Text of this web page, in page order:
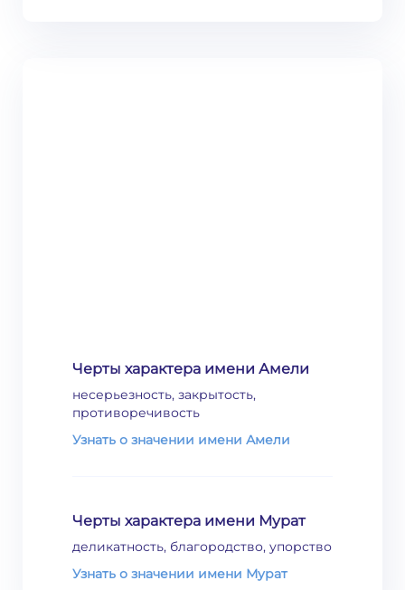
Черты характера имени Амели
несерьезность, закрытость,
противоречивость
Узнать о значении имени Амели
Черты характера имени Мурат
деликатность, благородство, упорство
Узнать о значении имени Мурат